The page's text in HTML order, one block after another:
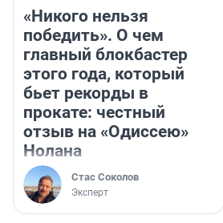
«Никого нельзя
победить». О чем
главный блокбастер
этого года, который
бьет рекорды в
прокате: честный
отзыв на «Одиссею»
Нолана
Стас Соколов
Эксперт